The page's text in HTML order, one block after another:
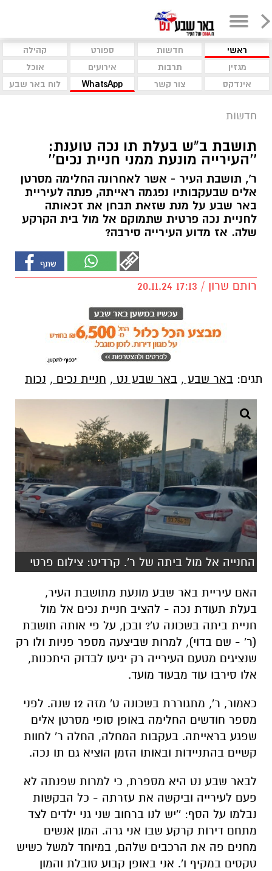
ראשי חדשות ספורט
קהילה
מגזין
תרבות אירועים
אוכל
אינדקס
צור קשר WhatsApp לוח באר שבע
חדשות
תושבת ב"ש בעלת תו נכה טוענת:
''העירייה מונעת ממני חניית נכים''
ר', תושבת העיר - אשר לאחרונה החלימה מסרטן
אלים שבעקבותיו נפגמה ראייתה, פנתה לעיריית
באר שבע על מנת שזאת תבחן את זכאותה
לחניית נכה פרטית שתמוקם אל מול בית הקרקע
שלה. אז מדוע העירייה סירבה?
רותם שרון / 17:13 20.11.24
תגים: באר שבע , באר שבע נט , חניית נכים , נכות
החנייה אל מול ביתה של ר'. קרדיט: צילום פרטי
האם עיריית באר שבע מונעת מתושבת העיר,
בעלת תעודת נכה - להציב חניית נכים אל מול
חניית ביתה בשכונה ט'? ובכן, על פי אותה תושבת
(ר' - שם בדוי), למרות שביצעה מספר פניות ולו רק
שנציגים מטעם העירייה רק יגיעו לבדוק היתכנות,
אלו סירבו עוד מבעוד מועד.
כאמור, ר', מתגוררת בשכונה ט' מזה 12 שנה. לפני
מספר חודשים החלימה באופן סופי מסרטן אלים
שפגע בראייתה. בעקבות המחלה, החלה ר' לחוות
קשיים בהתניידות ובאותו הזמן הוציא גם תו נכה.
לבאר שבע נט היא מספרת, כי למרות שפנתה לא
פעם לעירייה וביקשה את עזרתה - כל הבקשות
נבלמו על הסף: ''יש לנו ברחוב שני גני ילדים לצד
מתחם דירות קרקע שבו אני גרה. המון אנשים
מחנים פה את הרכבים שלהם, במיוחד למשל כשיש
טקסים במקיף ו'. אני באופן קבוע סובלת והמון